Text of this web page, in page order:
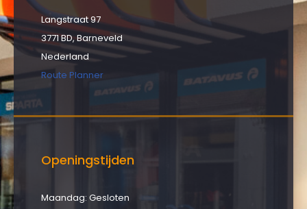
Langstraat 97
3771 BD, Barneveld
Nederland
Route Planner
Openingstijden
Maandag: Gesloten